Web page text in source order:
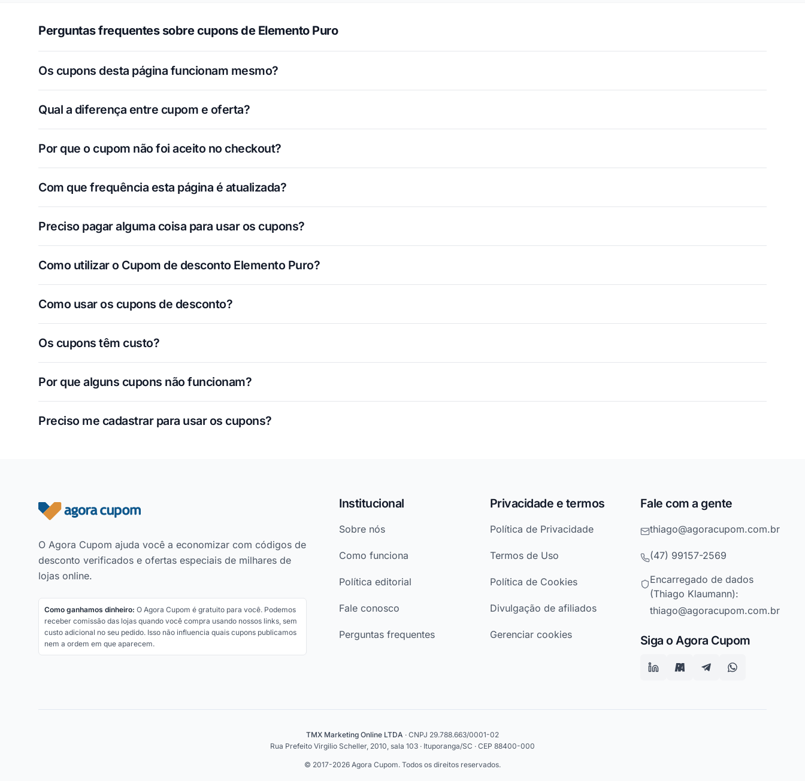
Perguntas frequentes sobre cupons de Elemento Puro
Os cupons desta página funcionam mesmo?
Qual a diferença entre cupom e oferta?
Por que o cupom não foi aceito no checkout?
Com que frequência esta página é atualizada?
Preciso pagar alguma coisa para usar os cupons?
Como utilizar o Cupom de desconto Elemento Puro?
Como usar os cupons de desconto?
Os cupons têm custo?
Por que alguns cupons não funcionam?
Preciso me cadastrar para usar os cupons?
Rodapé do site
O Agora Cupom ajuda você a economizar com códigos de
desconto verificados e ofertas especiais de milhares de
lojas online.
Como ganhamos dinheiro: O Agora Cupom é gratuito para você. Podemos
receber comissão das lojas quando você compra usando nossos links, sem
custo adicional no seu pedido. Isso não influencia quais cupons publicamos
nem a ordem em que aparecem.
Institucional
Sobre nós
Como funciona
Política editorial
Fale conosco
Perguntas frequentes
Privacidade e termos
Política de Privacidade
Termos de Uso
Política de Cookies
Divulgação de afiliados
Gerenciar cookies
Fale com a gente
thiago@agoracupom.com.br
(47) 99157-2569
Encarregado de dados
(Thiago Klaumann):
thiago@agoracupom.com.br
Siga o Agora Cupom
TMX Marketing Online LTDA · CNPJ 29.788.663/0001-02
Rua Prefeito Virgilio Scheller, 2010, sala 103 · Ituporanga/SC · CEP 88400-000
© 2017-2026 Agora Cupom. Todos os direitos reservados.